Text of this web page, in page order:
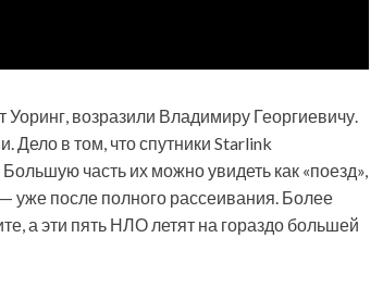
возразили Владимиру Георгиевичу.
в том, что спутники Starlink
часть их можно увидеть как «поезд»,
уже после полного рассеивания. Более
а эти пять НЛО летят на гораздо большей